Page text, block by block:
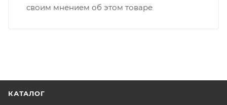
своим мнением об этом товаре
КАТАЛОГ